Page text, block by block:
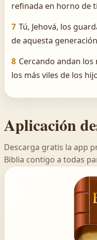
refinada en horno de
7 Tú, Jehová, los
de aquesta
8 Cercando andan
los más viles de los
Aplicación
Descarga gratis la app
Biblia contigo a todas